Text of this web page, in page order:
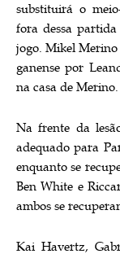
substituirá o
fora dessa
jogo. Mikel
ganense por
na casa de Merino.
Na frente da
adequado para
enquanto se
Ben White e
ambos se
Kai Havertz,